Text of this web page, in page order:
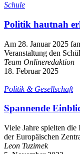
Schule
Politik hautnah
Am 28. Januar 2025
Veranstaltung den
Team Onlineredaktion
18. Februar 2025
Politik & Gesellschaft
Spannende
Viele Jahre spielten
der Europäischen
Leon Tuzimek